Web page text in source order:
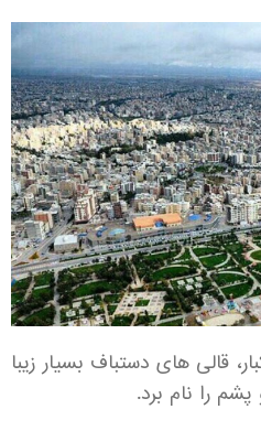
قالی های دستباف بسیار زیبا
را نام برد.